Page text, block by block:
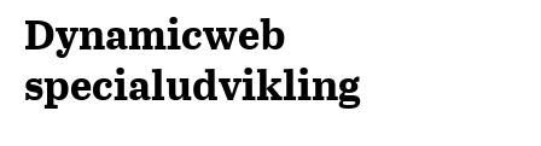
Dynamicweb
specialudvikling